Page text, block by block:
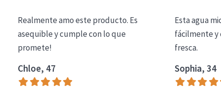
Limpieza
COLECCIÓN
Essentials
Lift+
Realmente amo este producto. Es
asequible y cumple con lo que
promete!
Chloe, 47
Esta agua
fácilmente y
fresca.
Sophia, 34